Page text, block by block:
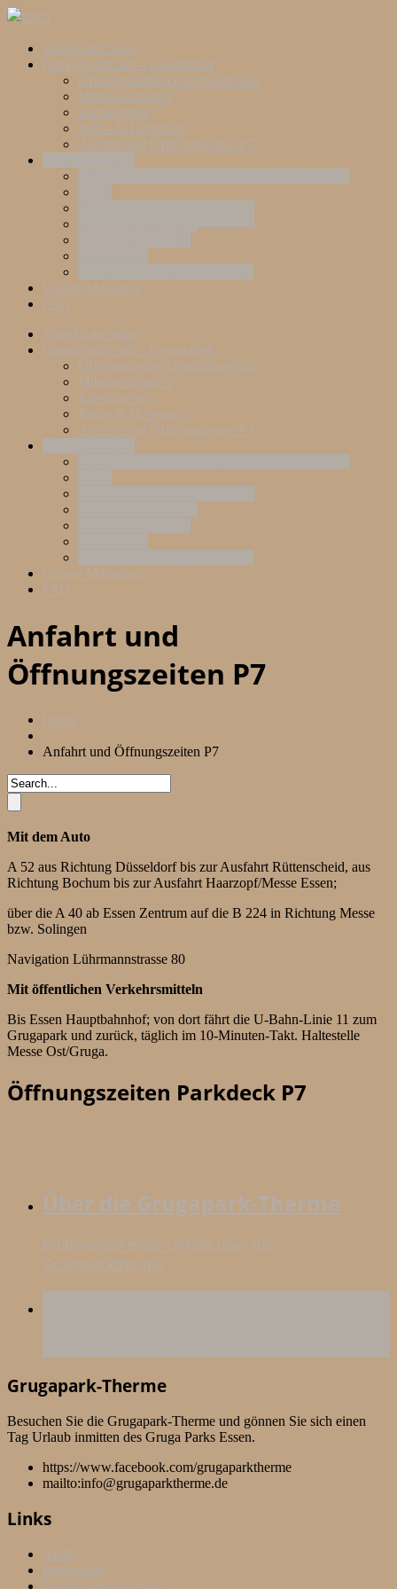
Shop/Gutscheine
GrugaSportClub – Gesundheit
Öffnungszeiten GrugaSportClub
Mitgliedschaften
Kursangebot
Reha- & Herzsport
Anfahrt und Öffnungszeiten P7
Unsere Massagen
FAQ
Shop/Gutscheine
GrugaSportClub – Gesundheit
Öffnungszeiten GrugaSportClub
Mitgliedschaften
Kursangebot
Reha- & Herzsport
Anfahrt und Öffnungszeiten P7
Unsere Massagen
FAQ
Anfahrt und
Öffnungszeiten P7
Home
Anfahrt und Öffnungszeiten P7
Mit dem Auto
A 52 aus Richtung Düsseldorf bis zur Ausfahrt Rüttenscheid, aus
Richtung Bochum bis zur Ausfahrt Haarzopf/Messe Essen;
über die A 40 ab Essen Zentrum auf die B 224 in Richtung Messe
bzw. Solingen
Navigation Lührmannstrasse 80
Mit öffentlichen Verkehrsmitteln
Bis Essen Hauptbahnhof; von dort fährt die U-Bahn-Linie 11 zum
Grugapark und zurück, täglich im 10-Minuten-Takt. Haltestelle
Messe Ost/Gruga.
Öffnungszeiten Parkdeck P7
Über die Grugapark-Therme
Erfahren Sie mehr Details über die
Grugaparktherme
Grugapark-Therme
Besuchen Sie die Grugapark-Therme und gönnen Sie sich einen
Tag Urlaub inmitten des Gruga Parks Essen.
https://www.facebook.com/grugaparktherme
mailto:info@grugaparktherme.de
Links
AGB
Impressum